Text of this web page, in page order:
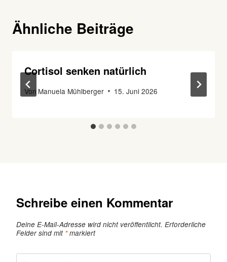
Ähnliche Beiträge
Cortisol senken natürlich
Von Manuela Mühlberger 15. Juni 2026
Schreibe einen Kommentar
Deine E-Mail-Adresse wird nicht veröffentlicht. Erforderliche
Felder sind mit *markiert